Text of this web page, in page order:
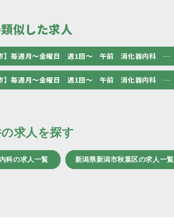
似した求人
市】毎週月～金曜日 週1回～ 午前 消化器内科 …
市】毎週月～金曜日 週1回～ 午前 消化器内科 …
求人を探す
科の求人一覧 新潟県新潟市秋葉区の求人一覧